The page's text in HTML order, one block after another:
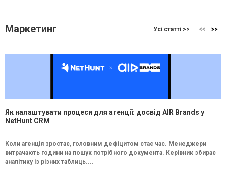
Маркетинг Усі статті >>
Як налаштувати процеси для агенції: досвід AIR Brands у
NetHunt CRM
Коли агенція зростає, головним дефіцитом стає час. Менеджери
витрачають години на пошук потрібного документа. Керівник збирає
аналітику із різних таблиць....